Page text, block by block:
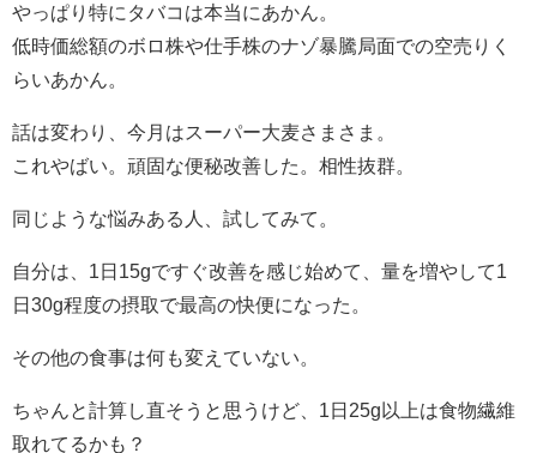
やっぱり特にタバコは本当にあかん。
低時価総額のボロ株や仕手株のナゾ暴騰局面での空売りく
らいあかん。
話は変わり、今月はスーパー大麦さまさま。
これやばい。頑固な便秘改善した。相性抜群。
同じような悩みある人、試してみて。
自分は、1日15gですぐ改善を感じ始めて、量を増やして1
日30g程度の摂取で最高の快便になった。
その他の食事は何も変えていない。
ちゃんと計算し直そうと思うけど、1日25g以上は食物繊維
取れてるかも？